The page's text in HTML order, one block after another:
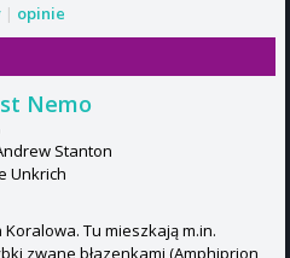
| opinie
Nemo
Stanton
Unkrich
Tu mieszkają m.in.
zwane błazenkami (Amphiprion